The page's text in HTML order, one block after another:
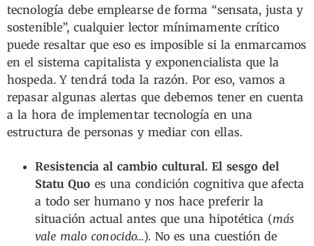
tecnología debe emplearse de forma “sensata, justa y
sostenible”, cualquier lector mínimamente crítico
puede resaltar que eso es imposible si la enmarcamos
en el sistema capitalista y exponencialista que la
hospeda. Y tendrá toda la razón. Por eso, vamos a
repasar algunas alertas que debemos tener en cuenta
a la hora de implementar tecnología en una
estructura de personas y mediar con ellas.
Resistencia al cambio cultural. El sesgo del
Statu Quo es una condición cognitiva que afecta
a todo ser humano y nos hace preferir la
situación actual antes que una hipotética (más
vale malo conocido…). No es una cuestión de